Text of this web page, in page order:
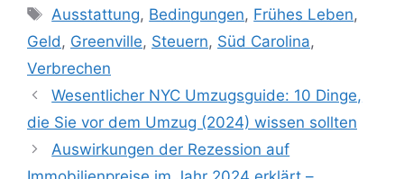
Tags
Ausstattung, Bedingungen, Frühes Leben,
Geld , Greenville, Steuern, Süd Carolina,
Verbrechen
Wesentlicher NYC Umzugsguide: 10 Dinge,
die Sie vor dem Umzug (2024) wissen sollten
Auswirkungen der Rezession auf